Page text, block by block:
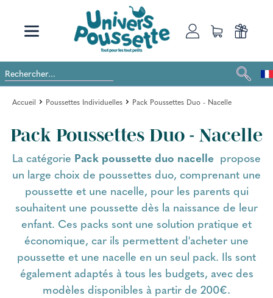
Accueil Poussettes Individuelles Pack Poussettes Duo - Nacelle
Pack Poussettes Duo - Nacelle
La catégorie Pack poussette duo nacelle propose
un large choix de poussettes duo, comprenant une
poussette et une nacelle, pour les parents qui
souhaitent une poussette dès la naissance de leur
enfant. Ces packs sont une solution pratique et
économique, car ils permettent d'acheter une
poussette et une nacelle en un seul pack. Ils sont
également adaptés à tous les budgets, avec des
modèles disponibles à partir de 200€.